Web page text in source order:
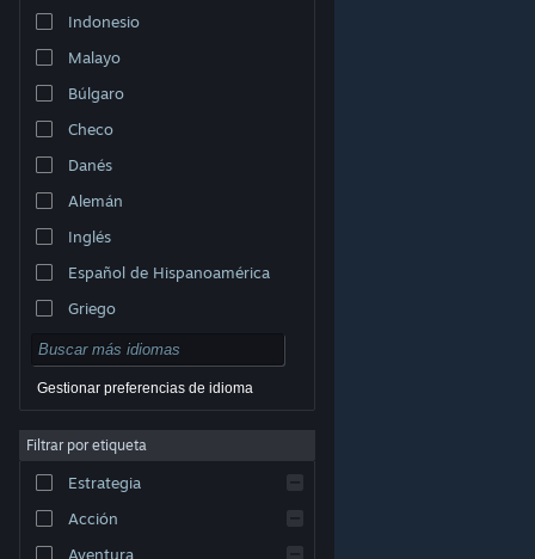
© Valve Corporation. Todos los derechos reservados.
respectivos dueños en EE. UU. y otros países.
Acuerdo de Suscriptor a Steam
Cookies
Indonesio
Malayo
Búlgaro
Checo
Danés
Alemán
Inglés
Español de Hispanoamérica
Griego
Gestionar preferencias de idioma
Filtrar por etiqueta
Estrategia
Acción
Aventura